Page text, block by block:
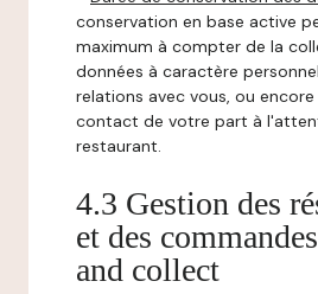
conservation en base active
maximum à compter de la
données à caractère
relations avec vous, ou
contact de votre part à
restaurant.
4.3 Gestion des
et des
and collect